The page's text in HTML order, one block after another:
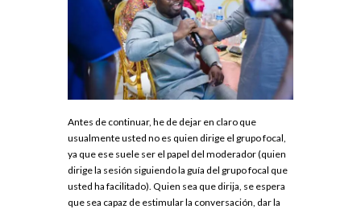
Antes de continuar, he de dejar en claro que
usualmente usted no es quien dirige el grupo focal,
ya que ese suele ser el papel del moderador (quien
dirige la sesión siguiendo la guía del grupo focal que
usted ha facilitado). Quien sea que dirija, se espera
que sea capaz de estimular la conversación, dar la